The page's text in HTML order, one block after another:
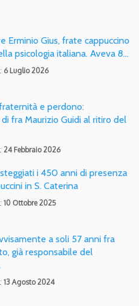
Erminio Gius, frate cappuccino
psicologia italiana. Aveva 8…
6 Luglio 2026
e perdono:
fra Maurizio Guidi al ritiro del
24 Febbraio 2026
i 450 anni di presenza
in S. Caterina
10 Ottobre 2025
a soli 57 anni fra
già responsabile del
13 Agosto 2024